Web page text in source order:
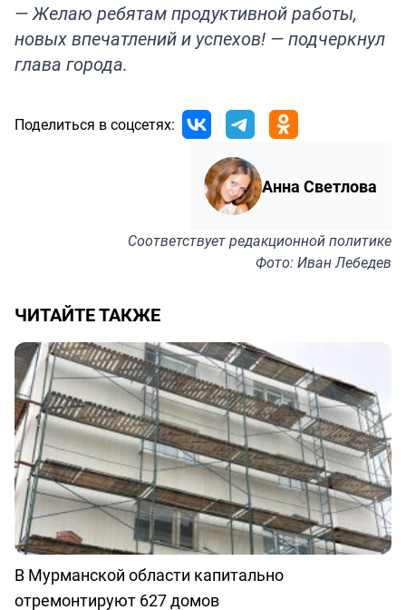
— Желаю ребятам продуктивной работы,
новых впечатлений и успехов! — подчеркнул
глава города.
Поделиться в соцсетях:
Анна Светлова
Соответствуетредакционной политике
Фото: Иван Лебедев
ЧИТАЙТЕ ТАКЖЕ
В Мурманской области капитально
отремонтируют 627 домов